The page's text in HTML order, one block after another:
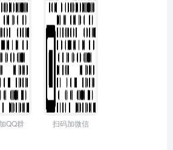
QQ群 扫码加微信